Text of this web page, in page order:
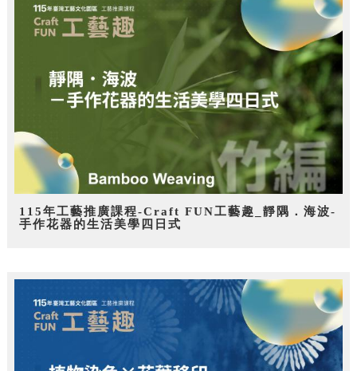
115年工藝推廣課程-Craft FUN工藝趣_靜隅．海波-
手作花器的生活美學四日式